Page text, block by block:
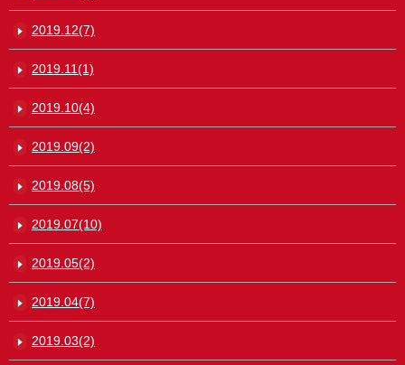
2019.12(7)
2019.11(1)
2019.10(4)
2019.09(2)
2019.08(5)
2019.07(10)
2019.05(2)
2019.04(7)
2019.03(2)